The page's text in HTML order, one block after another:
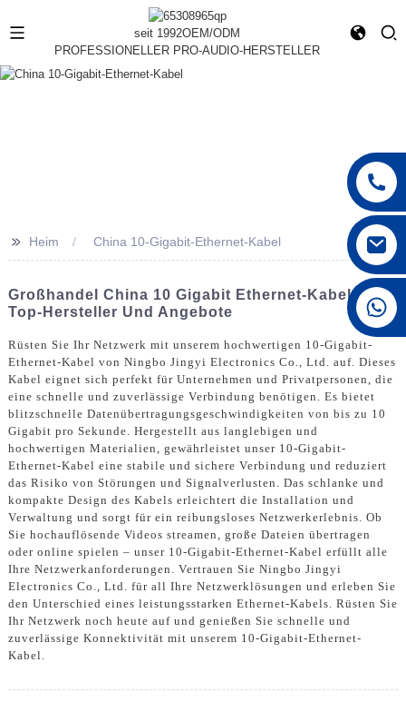
seit 1992OEM/ODM
PROFESSIONELLER PRO-AUDIO-HERSTELLER
+86 15168592711
>> Heim China 10-Gigabit-Ethernet-Kabel
Großhandel China 10 Gigabit Ethernet-Kabel -
Top-Hersteller Und Angebote
Rüsten Sie Ihr Netzwerk mit unserem hochwertigen 10-Gigabit-
Ethernet-Kabel von Ningbo Jingyi Electronics Co., Ltd. auf. Dieses
Kabel eignet sich perfekt für Unternehmen und Privatpersonen, die
eine schnelle und zuverlässige Verbindung benötigen. Es bietet
blitzschnelle Datenübertragungsgeschwindigkeiten von bis zu 10
Gigabit pro Sekunde. Hergestellt aus langlebigen und
hochwertigen Materialien, gewährleistet unser 10-Gigabit-
Ethernet-Kabel eine stabile und sichere Verbindung und reduziert
das Risiko von Störungen und Signalverlusten. Das schlanke und
kompakte Design des Kabels erleichtert die Installation und
Verwaltung und sorgt für ein reibungsloses Netzwerkerlebnis. Ob
Sie hochauflösende Videos streamen, große Dateien übertragen
oder online spielen – unser 10-Gigabit-Ethernet-Kabel erfüllt alle
Ihre Netzwerkanforderungen. Vertrauen Sie Ningbo Jingyi
Electronics Co., Ltd. für all Ihre Netzwerklösungen und erleben Sie
den Unterschied eines leistungsstarken Ethernet-Kabels. Rüsten Sie
Ihr Netzwerk noch heute auf und genießen Sie schnelle und
zuverlässige Konnektivität mit unserem 10-Gigabit-Ethernet-
Kabel.